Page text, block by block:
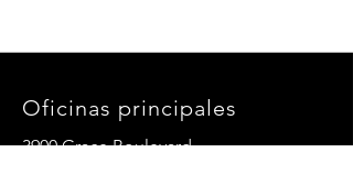
Oficinas principales
3900 Grace Boulevard